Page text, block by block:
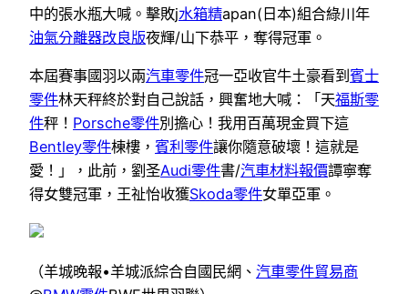
中的張水瓶大喊。擊敗j水箱精apan(日本)組合綠川年
油氣分離器改良版夜輝/山下恭平，奪得冠軍。
本屆賽事國羽以兩汽車零件冠一亞收官牛土豪看到 賓士
零件林天秤終於對自己說話，興奮地大喊：「天福斯零
件秤！ Porsche零件別擔心！我用百萬現金買下這
Bentley零件棟樓， 賓利零件讓你隨意破壞！這就是
愛！」，此前，劉圣Audi零件書/汽車材料報價譚寧奪
得女雙冠軍，王祉怡收獲Skoda零件女單亞軍。
（羊城晚報•羊城派綜合自國民網、 汽車零件貿易商